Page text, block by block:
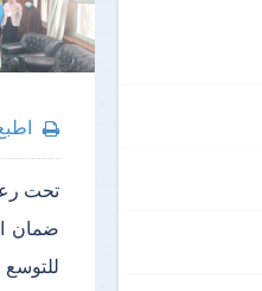
تحت
ضمان
للتوسع